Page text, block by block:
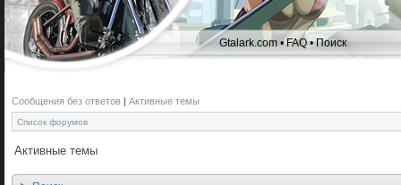
Gtalark.com •FAQ•Поиск
Сообщения без ответов | Активные темы
Список форумов
Активные темы